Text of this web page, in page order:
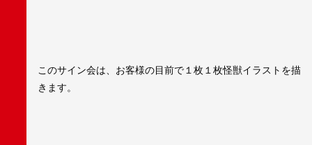
このサイン会は、お客様の目前で１枚１枚怪獣イラストを描
きます。